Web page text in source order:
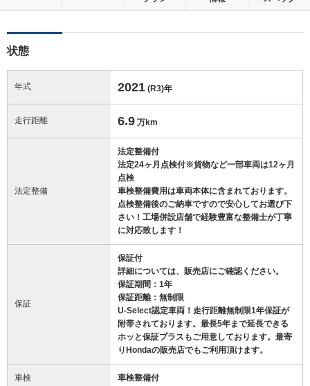
状態
年式 2021 (R3)年
走行距離 6.9 万km
法定整備
法定整備付
法定24ヶ月点検付※貨物など一部車両は12ヶ月
点検
車検整備費用は車両本体に含まれております。
点検整備後のご納車ですので安心してお選び下
さい！工場併設店舗で経験豊富な整備士が丁寧
に対応致します！
保証
保証付
詳細については、販売店にご確認ください。
保証期間：1年
保証距離：無制限
U-Select認定車両！走行距離無制限1年保証が
附帯されております。最長5年まで延長できる
ホッと保証プラスもご用意しております。最寄
りHondaの販売店でもご利用頂けます。
車検 車検整備付